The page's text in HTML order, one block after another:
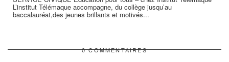
L’institut Télémaque accompagne, du collège jusqu’au
baccalauréat,des jeunes brillants et motivés...
0 COMMENTAIRES